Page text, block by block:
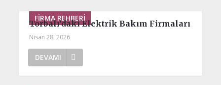
FIRMA REHBERI
Torbalı’daki Elektrik Bakım Firmaları
Nisan 28, 2026
DEVAMI